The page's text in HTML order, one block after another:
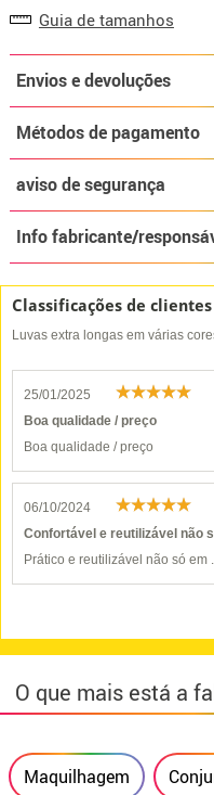
Guia de tamanhos
Envios e devoluções
Métodos de pagamento
aviso de segurança
Info fabricante/
Classificações de clientes
Luvas extra longas em várias
25/01/2025
Boa qualidade / preço
Boa qualidade / preço
06/10/2024
Confortável e reutilizável não
Prático e reutilizável não só em
O que mais está a
Maquilhagem